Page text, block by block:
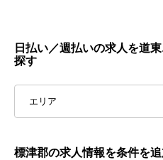
日払い／週払いの求人を道
探す
エリア
標津郡の求人情報を条件を